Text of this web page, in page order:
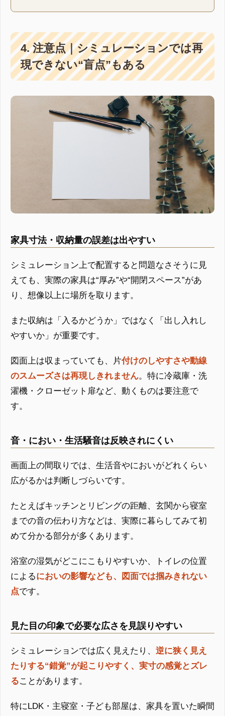
した。初めての家づくりでも実...
4. 注意点｜シミュレーションでは再
現できない“盲点”もある
家具寸法・収納量の誤差は出やすい
シミュレーション上で配置すると問題なさそうに見
えても、実際の家具は“厚み”や“開閉スペース”があ
り、想像以上に場所を取ります。
また収納は「入るかどうか」ではなく「出し入れし
やすいか」が重要です。
図面上は収まっていても、片付けのしやすさや動線
のスムーズさは再現しきれません。特に冷蔵庫・洗
濯機・クローゼット扉など、動くものは要注意で
す。
音・におい・生活騒音は反映されにくい
画面上の間取りでは、生活音やにおいがどれくらい
広がるかは判断しづらいです。
たとえばキッチンとリビングの距離、玄関から寝室
までの音の伝わり方などは、実際に暮らしてみて初
めて分かる部分が多くあります。
浴室の湿気がどこにこもりやすいか、トイレの位置
によるにおいの影響なども、図面では掴みきれない
点です。
見た目の印象で必要な広さを見誤りやすい
シミュレーションでは広く見えたり、 逆に狭く見え
たりする“錯覚”が起こりやすく、実寸の感覚とズレ
ることがあります。
特にLDK・主寝室・子ども部屋は、家具を置いた瞬間